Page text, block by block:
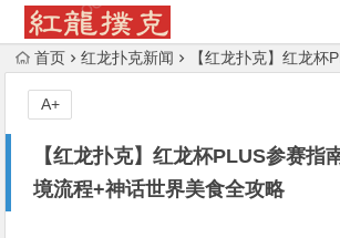
首页 红龙扑克新闻 【红龙扑克】红龙杯PLUS参赛指南：
【红龙扑克】红龙杯PLUS参赛指
境流程+神话世界美食全攻略
A+